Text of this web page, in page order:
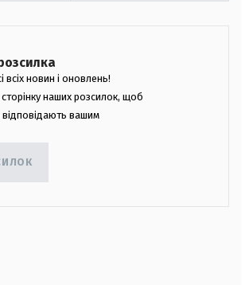
всіх новин і оновлень!
наших розсилок, щоб
вашим